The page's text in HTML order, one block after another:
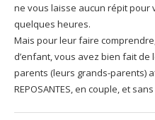
ne vous laisse aucun répit pour
quelques heures.
Mais pour leur faire
d’enfant, vous avez bien fait
parents (leurs grands-parents)
REPOSANTES, en couple, et